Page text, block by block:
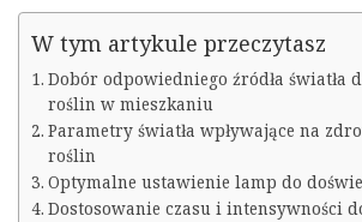
W tym artykule przeczytasz
Dobór odpowiedniego źródła światła
roślin w mieszkaniu
Parametry światła wpływające na
roślin
Optymalne ustawienie lamp do
Dostosowanie czasu i intensywności